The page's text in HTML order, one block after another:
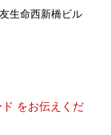
生命西新橋ビル
をお伝えくだ